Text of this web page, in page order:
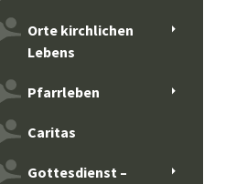
Orte kirchlichen
Lebens
Pfarrleben
Caritas
Gottesdienst –